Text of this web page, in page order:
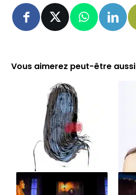
Vous aimerez peut-être aussi